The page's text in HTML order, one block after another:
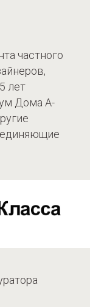
частного
лет
Дома А-